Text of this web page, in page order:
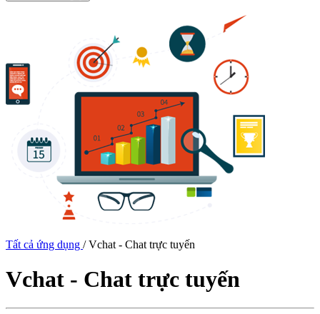
Tất cả ứng dụng /Vchat - Chat trực tuyến
Vchat - Chat trực tuyến